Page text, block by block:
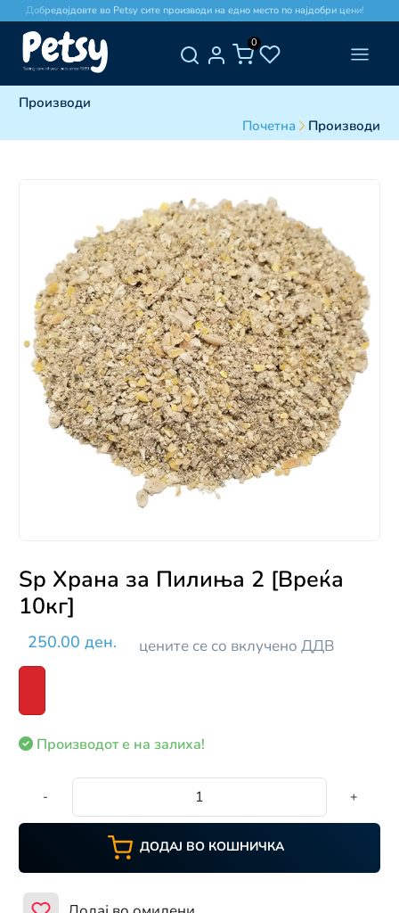
Добредојдовте во Petsy сите производи на едно место по најдобри цени!
0
Производи
Почетна
Производи
Sp Храна за Пилиња 2 [Вреќа
10кг]
250.00 ден. цените се со вклучено ДДВ
Производот е на залиха!
- +
ДОДАЈ ВО КОШНИЧКА